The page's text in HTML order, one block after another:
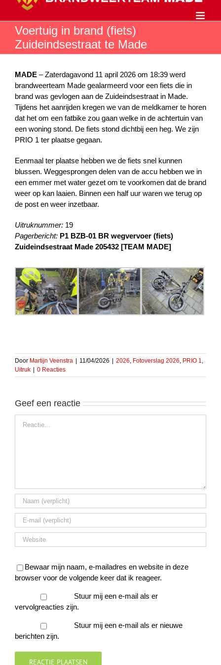
inhoudVoertuig in brand (fiets)
Zuideindsestraat te Made
MADE – Zaterdagavond 11 april 2026 om 18:39 werd
brandweerteam Made gealarmeerd voor een fiets die in
brand was gevlogen aan de Zuideindsestraat in Made.
Tijdens het aanrijden kregen we van de meldkamer te horen
dat het om een fatbike zou gaan welke in de achtertuin van
een woning stond. De fiets stond dichtbij een heg. We zijn
PRIO 1 ter plaatse gegaan.
Eenmaal ter plaatse hebben we de fiets snel kunnen
blussen. Weggesprongen delen van de accu hebben we in
een emmer met water gezet om te voorkomen dat de brand
weer op kan laaien. Binnen een half uur waren we terug op
de post en weer inzetbaar.
Uitruknummer: 19
Pagerbericht: P1 BZB-01 BR wegvervoer (fiets)
Zuideindsestraat Made 205432 [TEAM MADE]
Door Martijn Veenstra 11/04/2026 2026, Fotoverslag 2026, PRIO 1,
Uitruk
0 Reacties
Geef een reactie
Bewaar mijn naam, e-mailadres en website in deze
browser voor de volgende keer dat ik reageer.
Stuur mij een e-mail als er
vervolgreacties zijn.
Stuur mij een e-mail als er nieuwe
berichten zijn.